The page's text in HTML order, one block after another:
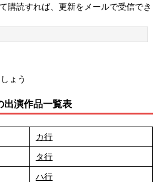
購読すれば、更新をメールで受信でき
ょう
出演作品一覧表
カ行
タ行
ハ行